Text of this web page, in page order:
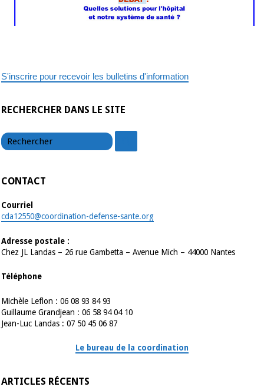
S'inscrire pour recevoir les bulletins d'information
RECHERCHER DANS LE SITE
CONTACT
Courriel
cda12550@coordination-defense-sante.org
Adresse postale :
Chez JL Landas – 26 rue Gambetta – Avenue Mich – 44000 Nantes
Téléphone
Michèle Leflon : 06 08 93 84 93
Guillaume Grandjean : 06 58 94 04 10
Jean-Luc Landas : 07 50 45 06 87
Le bureau de la coordination
ARTICLES RÉCENTS